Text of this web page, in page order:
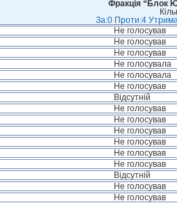
Фракція “Блок
За:0 Проти:4
Не голосував
Не голосував
Не голосував
Не голосувала
Не голосувала
Не голосував
Відсутній
Не голосував
Не голосував
Не голосував
Не голосував
Не голосував
Не голосував
Відсутній
Не голосував
Не голосував